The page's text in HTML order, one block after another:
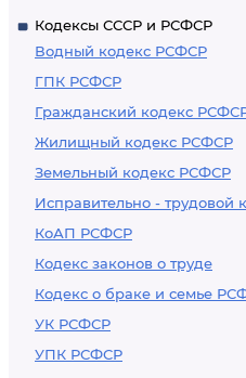
Кодексы СССР и РСФСР
Водный кодекс РСФСР
ГПК РСФСР
Гражданский кодекс
Жилищный кодекс РСФСР
Земельный кодекс РСФСР
Исправительно - трудовой
КоАП РСФСР
Кодекс законов о труде
Кодекс о браке и семье
УК РСФСР
УПК РСФСР